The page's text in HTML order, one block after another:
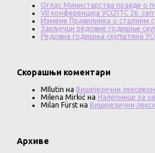
Оглас Министарства правде о
VII конференција УССПТС 26.
Измене Правилника о сталним
Закључци редовне годишње
Редовна годишња скупштина
Скорашњи коментари
MIlutin на Вишејезични
Milena Mirkić на Налепнице за
Milan Fürst на Вишејезични
Архиве